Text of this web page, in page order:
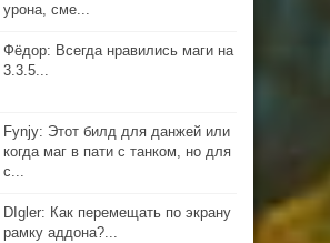
урона, сме...
Фёдор: Всегда нравились маги на
3.3.5...
Fynjy: Этот билд для данжей или
когда маг в пати с танком, но для
с...
DIgler: Как перемещать по экрану
рамку аддона?...